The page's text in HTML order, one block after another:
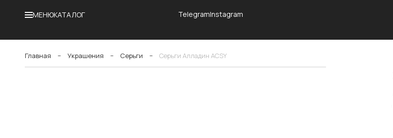
МЕНЮКАТАЛОГ TelegramInstagram
Главная − Украшения − Серьги − Серьги Алладин ACSY